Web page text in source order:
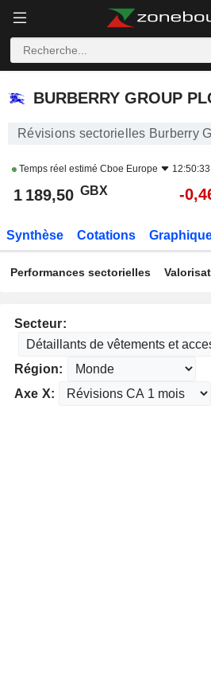
BURBERRY GROUP PLC
BURBERRY GROUP
Révisions sectorielles Burberry
Temps réel estimé Cboe Europe
1 189,50 GBX -
Synthèse Cotations
Performances sectorielles
Secteur:
Région:
Axe X: